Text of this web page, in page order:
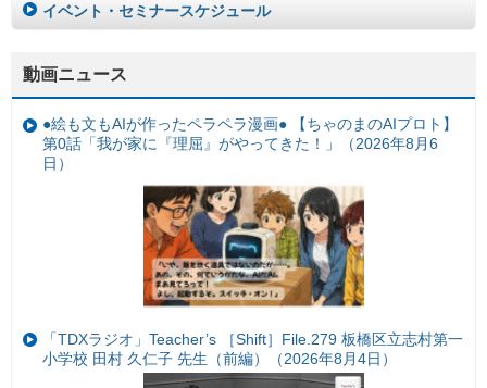
イベント・セミナースケジュール
動画ニュース
●絵も文もAIが作ったペラペラ漫画● 【ちゃのまのAIプロト】
第0話「我が家に『理屈』がやってきた！」（2026年8月6
日）
「TDXラジオ」Teacher’s ［Shift］File.279 板橋区立志村第一
小学校 田村 久仁子 先生（前編）（2026年8月4日）